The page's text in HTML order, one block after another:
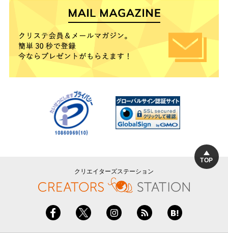
TOP
クリエイターズステーション